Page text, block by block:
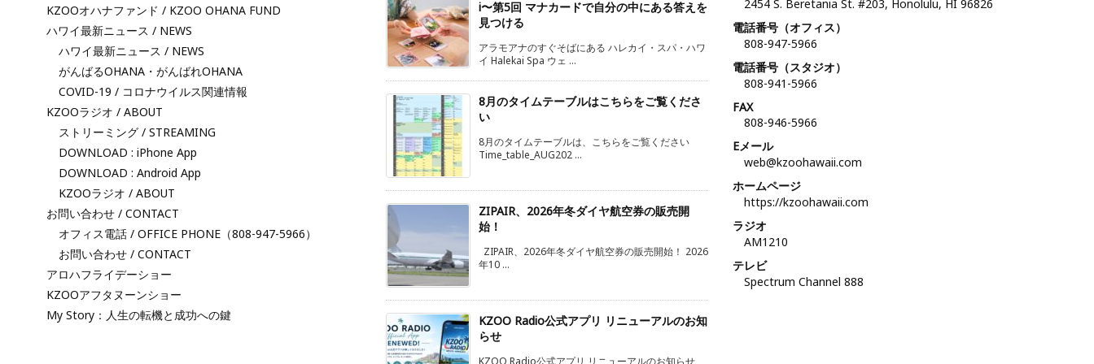
KZOOオハナファンド / KZOO OHANA FUND
ハワイ最新ニュース / NEWS
ハワイ最新ニュース / NEWS
がんばるOHANA・がんばれOHANA
COVID-19 / コロナウイルス関連情報
KZOOラジオ / ABOUT
ストリーミング / STREAMING
DOWNLOAD : iPhone App
DOWNLOAD : Android App
KZOOラジオ / ABOUT
お問い合わせ / CONTACT
オフィス電話 / OFFICE PHONE（808-947-5966）
お問い合わせ / CONTACT
アロハフライデーショー
KZOOアフタヌーンショー
My Story：人生の転機と成功への鍵
i〜第5回 マナカードで自分の中にある答えを
見つける
アラモアナのすぐそばにある ハレカイ・スパ・ハワ
イ Halekai Spa ウェ ...
8月のタイムテーブルはこちらをご覧くださ
い
8月のタイムテーブルは、こちらをご覧ください
Time_table_AUG202 ...
ZIPAIR、2026年冬ダイヤ航空券の販売開
始！
ZIPAIR、2026年冬ダイヤ航空券の販売開始！ 2026
年10 ...
KZOO Radio公式アプリ リニューアルのお知
らせ
KZOO Radio公式アプリ リニューアルのお知らせ
2454 S. Beretania St. #203, Honolulu, HI 96826
電話番号（オフィス）
808-947-5966
電話番号（スタジオ）
808-941-5966
FAX
808-946-5966
Eメール
web@kzoohawaii.com
ホームページ
https://kzoohawaii.com
ラジオ
AM1210
テレビ
Spectrum Channel 888